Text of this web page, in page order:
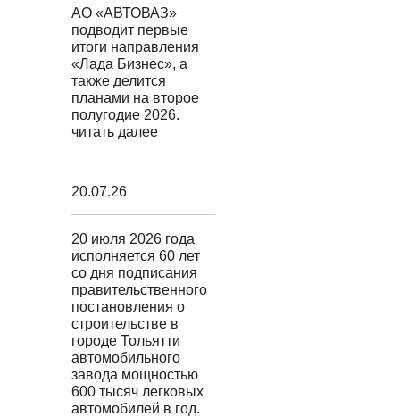
АО «АВТОВАЗ»
подводит первые
итоги направления
«Лада Бизнес», а
также делится
планами на второе
полугодие 2026.
читать далее
20.07.26
20 июля 2026 года
исполняется 60 лет
со дня подписания
правительственного
постановления о
строительстве в
городе Тольятти
автомобильного
завода мощностью
600 тысяч легковых
автомобилей в год.